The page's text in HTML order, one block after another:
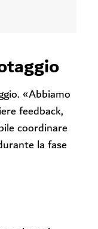
«Abbiamo
feedback,
coordinare
la fase